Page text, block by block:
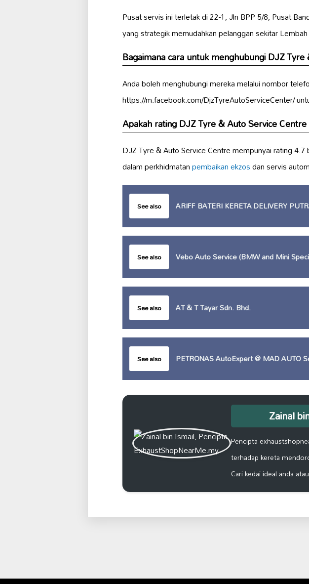
Pusat servis ini terletak di 22-1, Jln BPP 5/8, Pusat
yang strategik memudahkan pelanggan sekitar
Bagaimana cara untuk menghubungi DJZ
Anda boleh menghubungi mereka melalui nombor
https://m.facebook.com/DjzTyreAutoServiceCenter/
Apakah rating DJZ Tyre & Auto Service
DJZ Tyre & Auto Service Centre mempunyai rating 4.7
dalam perkhidmatanpembaikan ekzosdan servis
See also ARIFF BATERI KERETA DELIVERY
See also Vebo Auto Service (BMW and Mini
See also AT & T Tayar Sdn. Bhd.
See also PETRONAS AutoExpert @ MAD AUTO
Zainal
Pencipta
terhadap kereta
Cari kedai ideal anda